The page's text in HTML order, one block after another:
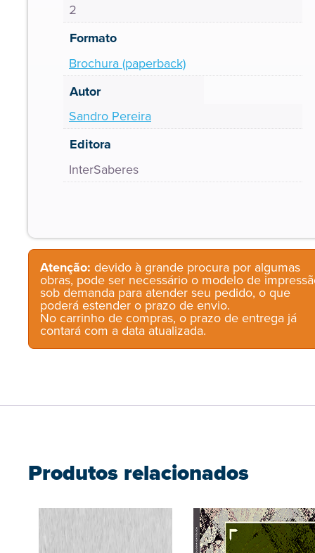
2
Formato
Brochura (paperback)
Autor
Sandro Pereira
Editora
InterSaberes
Atenção: devido à grande procura por algumas
obras, pode ser necessário o modelo de
sob demanda para atender seu pedido, o que
poderá estender o prazo de envio.
No carrinho de compras, o prazo de entrega já
contará com a data atualizada.
Produtos relacionados